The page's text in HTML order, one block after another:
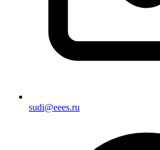
sudi@eees.ru